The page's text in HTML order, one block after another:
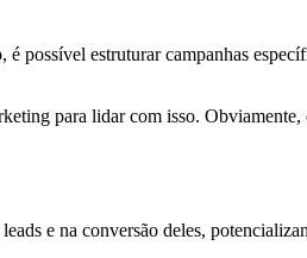
possível estruturar campanhas
para lidar com isso.
e na conversão deles,